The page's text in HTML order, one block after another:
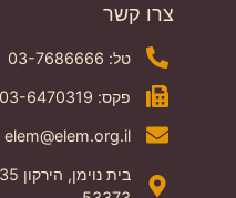
צרו קשר
טל: 03-7686666
פקס: 03-6470319
elem@elem.org.il